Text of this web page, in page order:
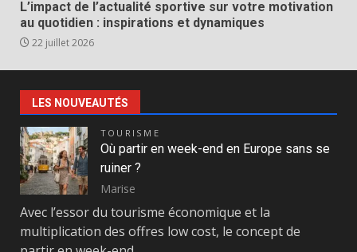
L’impact de l’actualité sportive sur votre motivation
au quotidien : inspirations et dynamiques
22 juillet 2026
LES NOUVEAUTÉS
TOURISME
Où partir en week-end en Europe sans se
ruiner ?
Marise
Avec l’essor du tourisme économique et la
multiplication des offres low cost, le concept de